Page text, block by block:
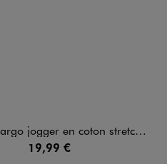
en coton stretch à taille élastiquée garçon
19,99 €